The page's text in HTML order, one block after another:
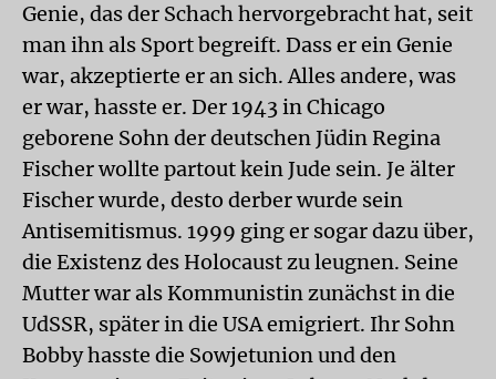
Genie, das der Schach hervorgebracht hat, seit
man ihn als Sport begreift. Dass er ein Genie
war, akzeptierte er an sich. Alles andere, was
er war, hasste er. Der 1943 in Chicago
geborene Sohn der deutschen Jüdin Regina
Fischer wollte partout kein Jude sein. Je älter
Fischer wurde, desto derber wurde sein
Antisemitismus. 1999 ging er sogar dazu über,
die Existenz des Holocaust zu leugnen. Seine
Mutter war als Kommunistin zunächst in die
UdSSR, später in die USA emigriert. Ihr Sohn
Bobby hasste die Sowjetunion und den